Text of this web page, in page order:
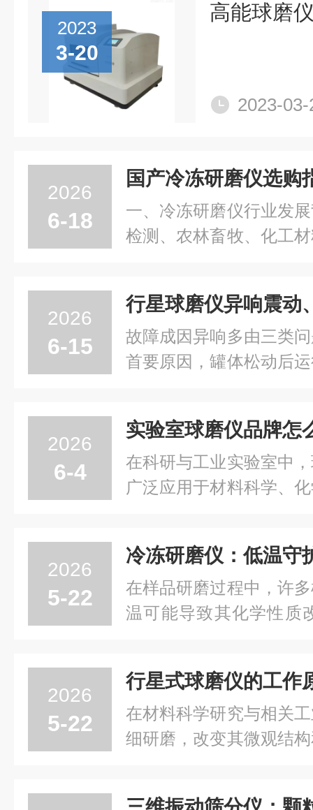
2023
3-20
高能球磨
2023-03-
2026
6-18
一、冷冻研磨仪行业发
检测、农林畜牧、化工
研磨作为实验检测的基
整性、均匀度直接影响...
2026
6-15
故障成因异响多由三类
首要原因，罐体松动后
量，碎片在罐内无序撞
衡失衡的核心在于对称...
2026
6-4
在科研与工业实验室中
广泛应用于材料科学、
成为科研工作者和实验
科骏驰精密仪器在这一...
2026
5-22
在样品研磨过程中，许
温可能导致其化学性质
特性。冷冻研磨仪的工
械研磨技术。它通常配...
2026
5-22
行星式球磨仪的工作
在材料科学研究与相关
细研磨，改变其微观结